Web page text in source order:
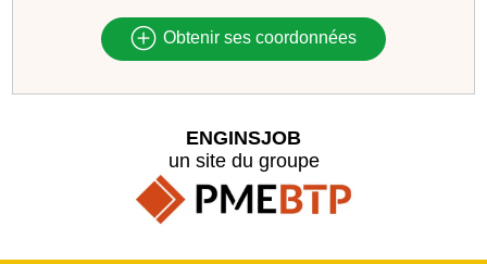
Obtenir ses coordonnées
ENGINSJOB
un site du groupe